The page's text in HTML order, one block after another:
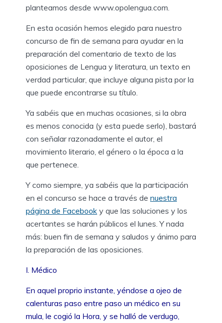
planteamos desde www.opolengua.com.
En esta ocasión hemos elegido para nuestro
concurso de fin de semana para ayudar en la
preparación del comentario de texto de las
oposiciones de Lengua y literatura, un texto en
verdad particular, que incluye alguna pista por la
que puede encontrarse su título.
Ya sabéis que en muchas ocasiones, si la obra
es menos conocida (y esta puede serlo), bastará
con señalar razonadamente el autor, el
movimiento literario, el género o la época a la
que pertenece.
Y como siempre, ya sabéis que la participación
en el concurso se hace a través de nuestra
página de Facebook y que las soluciones y los
acertantes se harán públicos el lunes. Y nada
más: buen fin de semana y saludos y ánimo para
la preparación de las oposiciones.
I. Médico
En aquel proprio instante, yéndose a ojeo de
calenturas paso entre paso un médico en su
mula, le cogió la Hora, y se halló de verdugo,